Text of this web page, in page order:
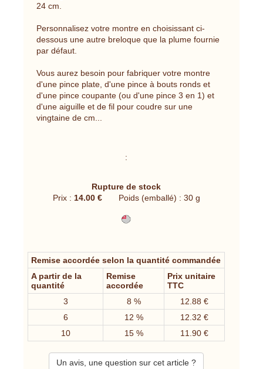
24 cm.
Personnalisez votre montre en choisissant ci-
dessous une autre breloque que la plume fournie
par défaut.
Vous aurez besoin pour fabriquer votre montre
d'une pince plate, d'une pince à bouts ronds et
d'une pince coupante (ou d'une pince 3 en 1) et
d'une aiguille et de fil pour coudre sur une
vingtaine de cm...
:
Rupture de stock
Prix : 14.00 € Poids (emballé) : 30 g
Remise accordée selon la quantité commandée
A partir de la
quantité
Remise
accordée
Prix unitaire
TTC
3
8 %
12.88 €
6
12 %
12.32 €
10
15 % 11.90 €
Un avis, une question sur cet article ?